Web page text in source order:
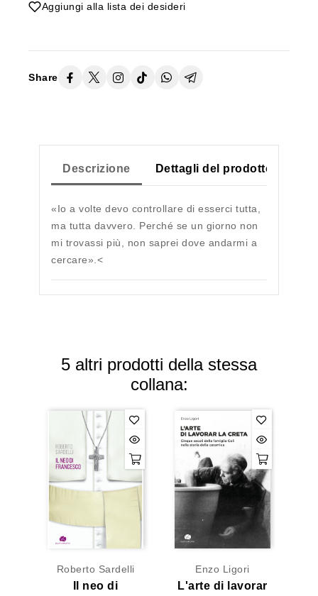
Aggiungi alla lista dei desideri
Share
Descrizione Dettagli del prodotto
«Io a volte devo controllare di esserci tutta,
ma tutta davvero. Perché se un giorno non
mi trovassi più, non saprei dove andarmi a
cercare».<
5 altri prodotti della stessa
collana:
Roberto Sardelli
Il neo di
Enzo Ligori
L'arte di lavorar